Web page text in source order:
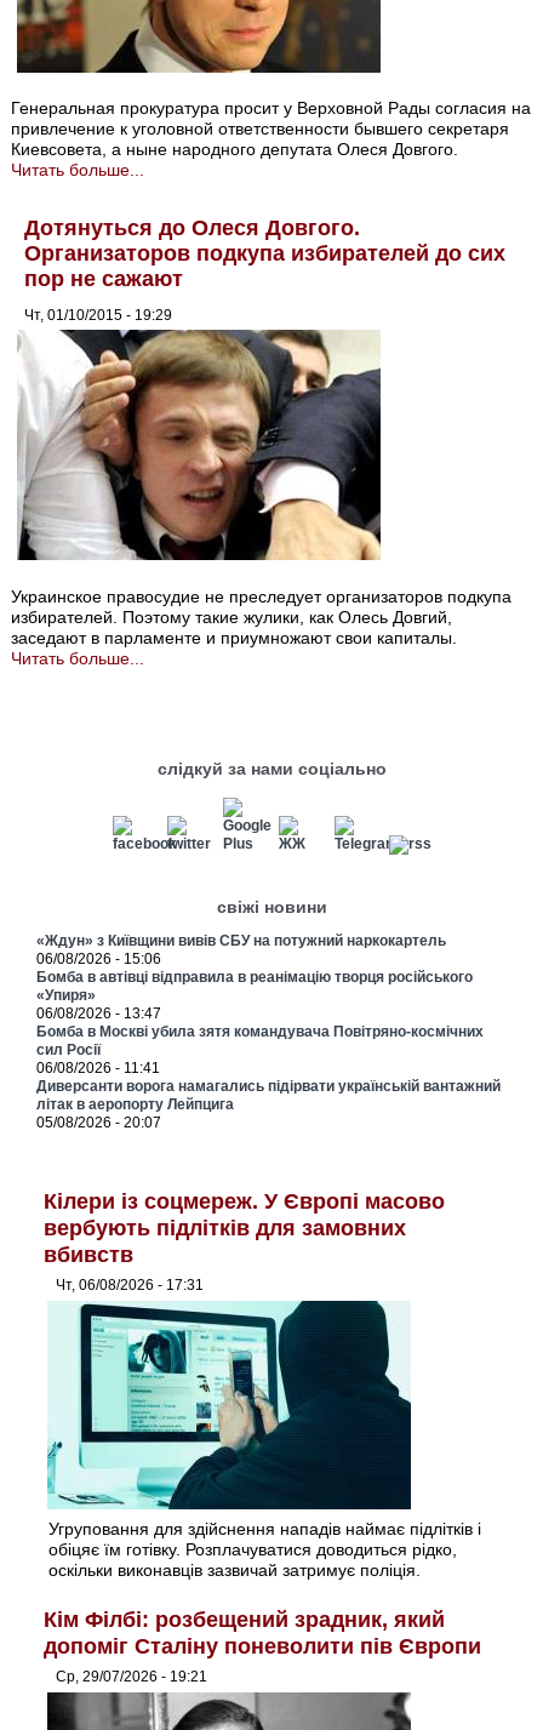
Генеральная прокуратура просит у Верховной Рады согласия на
привлечение к уголовной ответственности бывшего секретаря
Киевсовета, а ныне народного депутата Олеся Довгого.
Читать больше...
Дотянуться до Олеся Довгого.
Организаторов подкупа избирателей до сих
пор не сажают
Чт, 01/10/2015 - 19:29
Украинское правосудие не преследует организаторов подкупа
избирателей. Поэтому такие жулики, как Олесь Довгий,
заседают в парламенте и приумножают свои капиталы.
Читать больше...
слідкуй за нами соціально
свіжі новини
«Ждун» з Київщини вивів СБУ на потужний наркокартель
06/08/2026 - 15:06
Бомба в автівці відправила в реанімацію творця російського
«Упиря»
06/08/2026 - 13:47
Бомба в Москві убила зятя командувача Повітряно-космічних
сил Росії
06/08/2026 - 11:41
Диверсанти ворога намагались підірвати українській вантажний
літак в аеропорту Лейпцига
05/08/2026 - 20:07
Кілери із соцмереж. У Європі масово
вербують підлітків для замовних
вбивств
Чт, 06/08/2026 - 17:31
Угруповання для здійснення нападів наймає підлітків і
обіцяє їм готівку. Розплачуватися доводиться рідко,
оскільки виконавців зазвичай затримує поліція.
Кім Філбі: розбещений зрадник, який
допоміг Сталіну поневолити пів Європи
Ср, 29/07/2026 - 19:21